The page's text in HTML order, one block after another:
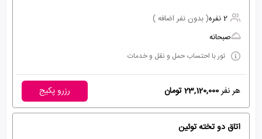
2 نفره
( بدون نفر اضافه )
صبحانه
تور با احتساب حمل و نقل و خدمات
هر نفر23,120,000 تومان رزرو پکیج
اتاق دو تخته توئین